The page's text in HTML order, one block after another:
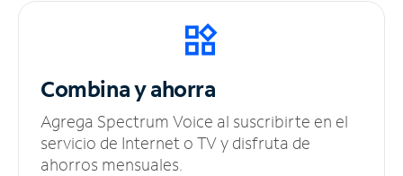
Combina y ahorra
Agrega Spectrum Voice al suscribirte en el
servicio de Internet o TV y disfruta de
ahorros mensuales.